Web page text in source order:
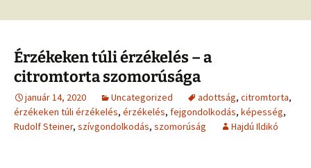
Érzékeken túli érzékelés – a
citromtorta szomorúsága
január 14, 2020 Uncategorized adottság, citromtorta,
érzékeken túli érzékelés, érzékelés, fejgondolkodás, képesség,
Rudolf Steiner, szívgondolkodás, szomorúság Hajdú Ildikó